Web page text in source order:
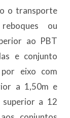
o transporte
ou
ao PBT
e conjunto
eixo com
a 1,50m e
a 12